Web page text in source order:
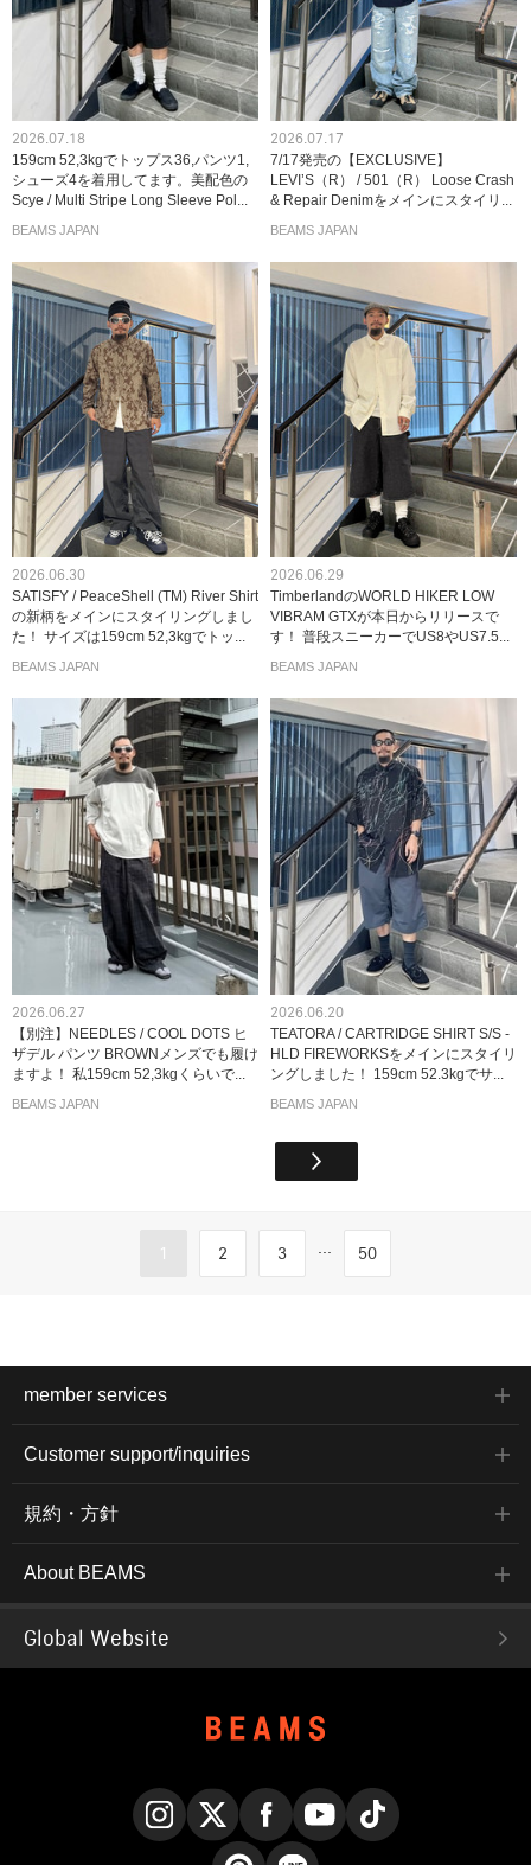
2026.07.18
159cm 52,3kgでトップス36,パンツ1,
シューズ4を着用してます。美配色の
Scye / Multi Stripe Long Sleeve Pol...
BEAMS JAPAN
2026.07.17
7/17発売の【EXCLUSIVE】
LEVI’S（R） / 501（R） Loose Crash
& Repair Denimをメインにスタイリ...
BEAMS JAPAN
2026.06.30
SATISFY / PeaceShell (TM) River Shirt
の新柄をメインにスタイリングしまし
た！ サイズは159cm 52,3kgでトッ...
BEAMS JAPAN
2026.06.29
TimberlandのWORLD HIKER LOW
VIBRAM GTXが本日からリリースで
す！ 普段スニーカーでUS8やUS7.5...
BEAMS JAPAN
2026.06.27
【別注】NEEDLES / COOL DOTS ヒ
ザデル パンツ BROWNメンズでも履け
ますよ！ 私159cm 52,3kgくらいで...
BEAMS JAPAN
2026.06.20
TEATORA / CARTRIDGE SHIRT S/S -
HLD FIREWORKSをメインにスタイリ
ングしました！ 159cm 52.3kgでサ...
BEAMS JAPAN
1 2 3 ... 50
member services
Customer support/inquiries
規約・方針
About BEAMS
Global Website